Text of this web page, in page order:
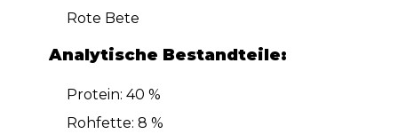
Rote Bete
Analytische Bestandteile:
Protein: 40 %
Rohfette: 8 %